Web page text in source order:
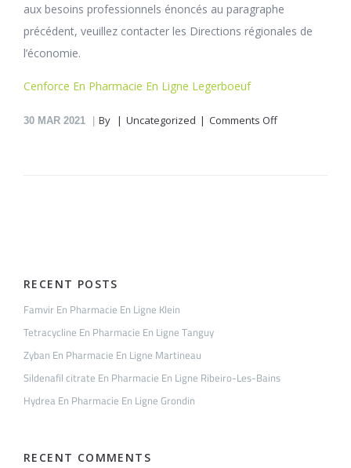
aux besoins professionnels énoncés au paragraphe
précédent, veuillez contacter les Directions régionales de
l’économie.
Cenforce En Pharmacie En Ligne Legerboeuf
30 MAR 2021 By Uncategorized Comments Offon
RECENT POSTS
Famvir En Pharmacie En Ligne Klein
Tetracycline En Pharmacie En Ligne Tanguy
Zyban En Pharmacie En Ligne Martineau
Sildenafil citrate En Pharmacie En Ligne Ribeiro-Les-Bains
Hydrea En Pharmacie En Ligne Grondin
RECENT COMMENTS